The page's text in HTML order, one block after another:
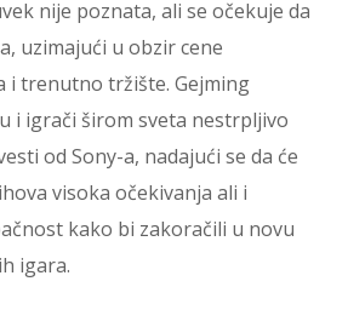
nije poznata, ali se očekuje da
uzimajući u obzir cene
i trenutno tržište. Gejming
i igrači širom sveta nestrpljivo
od Sony-a, nadajući se da će
visoka očekivanja ali i
kako bi zakoračili u novu
igara.